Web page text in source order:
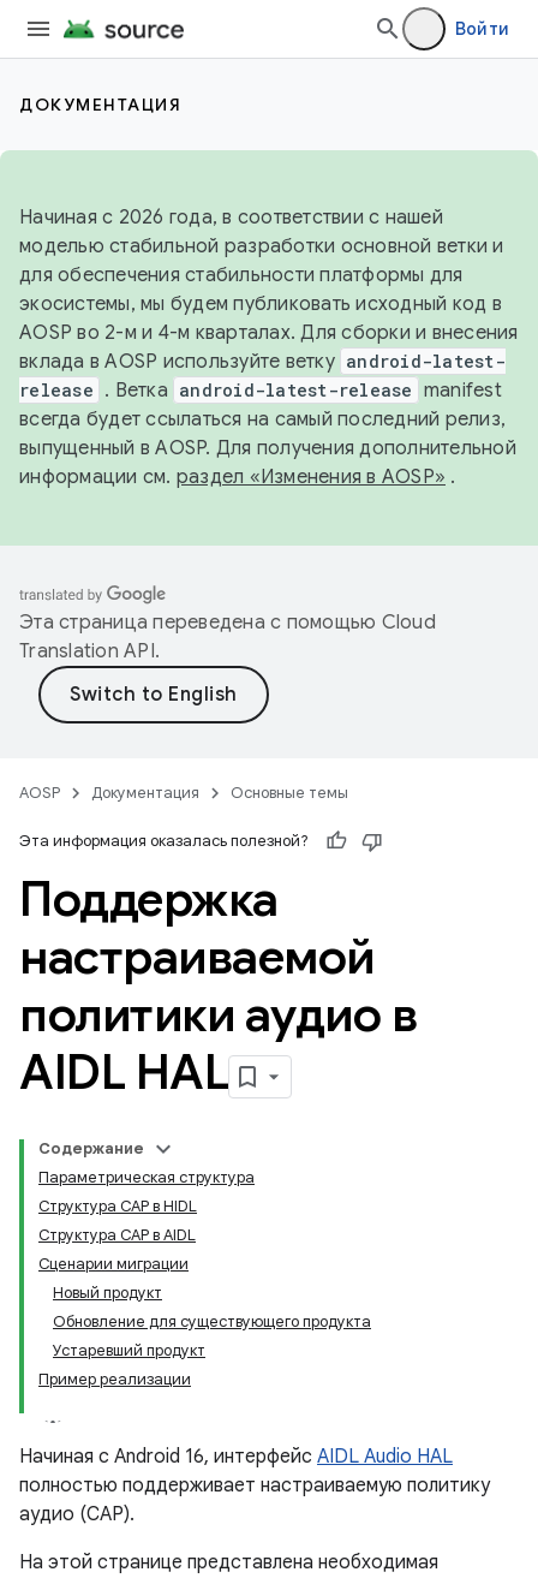
Войти
ДОКУМЕНТАЦИЯ
Начиная с 2026 года, в соответствии с нашей
моделью стабильной разработки основной ветки и
для обеспечения стабильности платформы для
экосистемы, мы будем публиковать исходный код в
AOSP во 2-м и 4-м кварталах. Для сборки и внесения
вклада в AOSP используйте ветку android-latest-
release . Ветка android-latest-release manifest
всегда будет ссылаться на самый последний релиз,
выпущенный в AOSP. Для получения дополнительной
информации см. раздел «Изменения в AOSP» .
Эта страница переведена с помощью Cloud
Translation API.
AOSP Документация Основные темы
Эта информация оказалась полезной?
Поддержка
настраиваемой
политики аудио в
AIDL HAL
Содержание
Параметрическая структура
Структура CAP в HIDL
Структура CAP в AIDL
Сценарии миграции
Новый продукт
Обновление для существующего продукта
Устаревший продукт
Пример реализации
Начиная с Android 16, интерфейс AIDL Audio HAL
полностью поддерживает настраиваемую политику
аудио (CAP).
На этой странице представлена ​​необходимая